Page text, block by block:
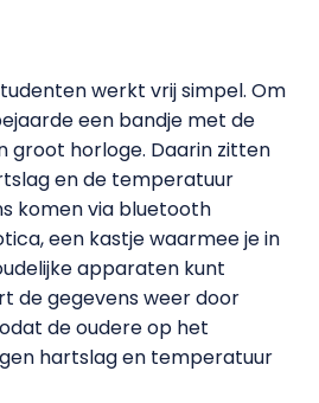
werkt vrij simpel. Om
een bandje met de
groot horloge. Daarin zitten
en de temperatuur
komen via bluetooth
een kastje waarmee je in
apparaten kunt
de gegevens weer door
de oudere op het
hartslag en temperatuur